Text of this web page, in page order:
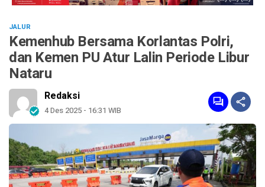
JALUR
Kemenhub Bersama Korlantas Polri,
dan Kemen PU Atur Lalin Periode Libur
Nataru
Redaksi
4 Des 2025 - 16:31 WIB